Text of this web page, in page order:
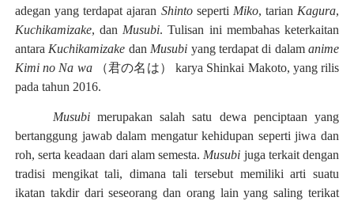
adegan yang terdapat ajaran Shintoseperti Miko, tarian Kagura,
Kuchikamizake, dan Musubi. Tulisan ini membahas keterkaitan
antara Kuchikamizake dan Musubi yang terdapat di dalamanime
Kimi no Na wa
（君の名は）
karya Shinkai Makoto, yang rilis
pada tahun 2016.
Musubimerupakan salah satu dewa penciptaan yang
bertanggung jawab dalam mengatur kehidupan seperti jiwa dan
roh, serta keadaan dari alam semesta. Musubi juga terkait dengan
tradisi mengikat tali, dimana tali tersebut memiliki arti suatu
ikatan takdir dari seseorang dan orang lain yang saling terikat